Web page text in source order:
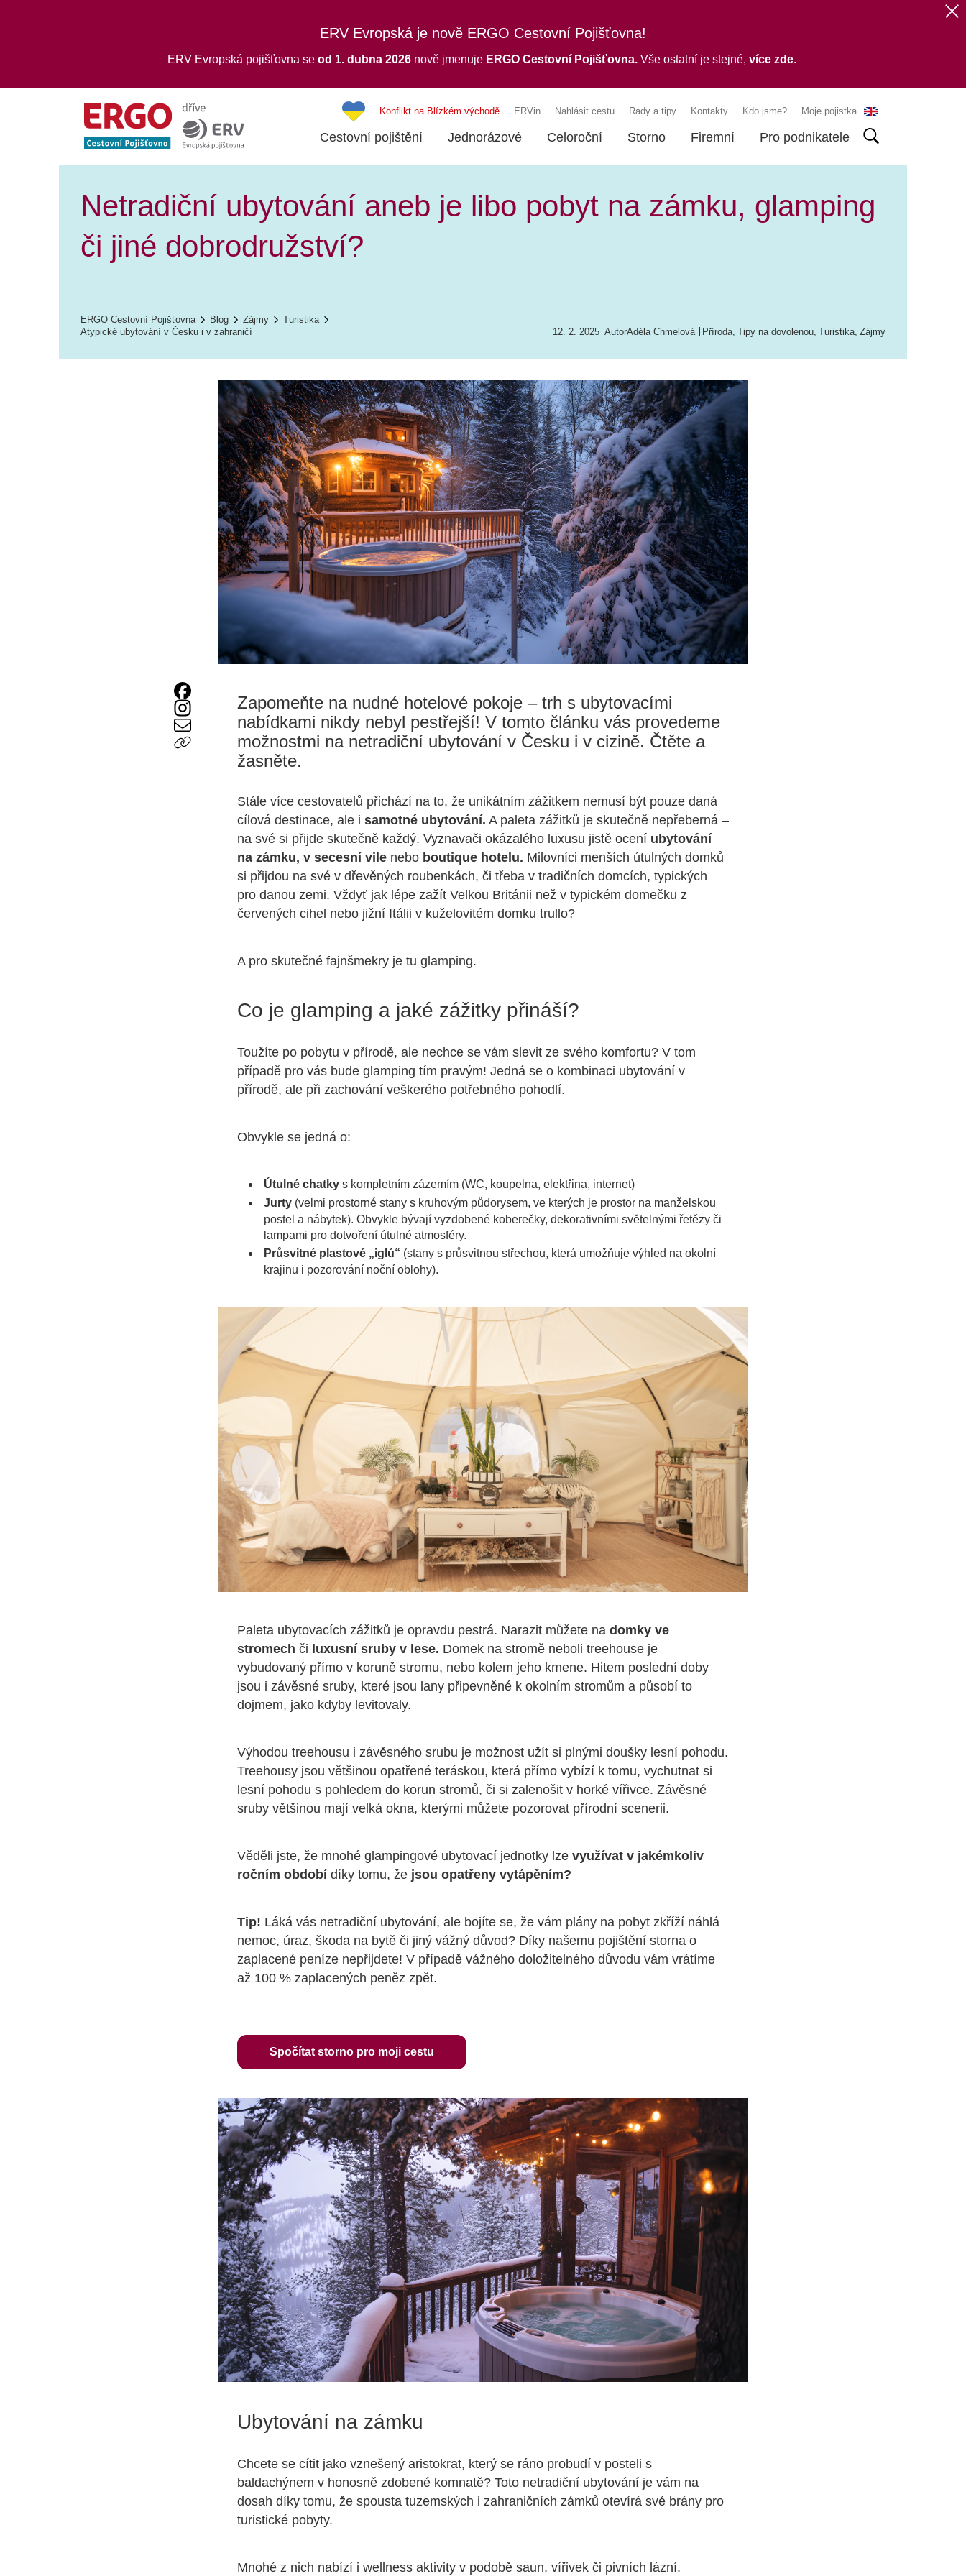
ERV Evropská je nově ERGO Cestovní Pojišťovna!
ERV Evropská pojišťovna se od 1. dubna 2026 nově jmenuje ERGO Cestovní Pojišťovna.Vše ostatní je stejné, více zde.
Konflikt na Blízkém východě ERVin Nahlásit cestu Rady a tipy Kontakty Kdo jsme? Moje pojistka
Cestovní pojištění Jednorázové Celoroční Storno Firemní Pro podnikatele
Netradiční ubytování aneb je libo pobyt na zámku, glamping
či jiné dobrodružství?
ERGO Cestovní Pojišťovna Blog Zájmy
Turistika
Atypické ubytování v Česku i v zahraničí
12. 2. 2025 AutorAdéla Chmelová Příroda, Tipy na dovolenou, Turistika, Zájmy
Zapomeňte na nudné hotelové pokoje – trh s ubytovacími
nabídkami nikdy nebyl pestřejší! V tomto článku vás provedeme
možnostmi na netradiční ubytování v Česku i v cizině. Čtěte a
žasněte.
Stále více cestovatelů přichází na to, že unikátním zážitkem nemusí být pouze daná
cílová destinace, ale i samotné ubytování. A paleta zážitků je skutečně nepřeberná –
na své si přijde skutečně každý. Vyznavači okázalého luxusu jistě ocení ubytování
na zámku, v secesní vile nebo boutique hotelu. Milovníci menších útulných domků
si přijdou na své v dřevěných roubenkách, či třeba v tradičních domcích, typických
pro danou zemi. Vždyť jak lépe zažít Velkou Británii než v typickém domečku z
červených cihel nebo jižní Itálii v kuželovitém domku trullo?
A pro skutečné fajnšmekry je tu glamping.
Co je glamping a jaké zážitky přináší?
Toužíte po pobytu v přírodě, ale nechce se vám slevit ze svého komfortu? V tom
případě pro vás bude glamping tím pravým! Jedná se o kombinaci ubytování v
přírodě, ale při zachování veškerého potřebného pohodlí.
Obvykle se jedná o:
Útulné chatky s kompletním zázemím (WC, koupelna, elektřina, internet)
Jurty (velmi prostorné stany s kruhovým půdorysem, ve kterých je prostor na manželskou
postel a nábytek). Obvykle bývají vyzdobené koberečky, dekorativními světelnými řetězy či
lampami pro dotvoření útulné atmosféry.
Průsvitné plastové „iglú“ (stany s průsvitnou střechou, která umožňuje výhled na okolní
krajinu i pozorování noční oblohy).
Paleta ubytovacích zážitků je opravdu pestrá. Narazit můžete na domky ve
stromech či luxusní sruby v lese. Domek na stromě neboli treehouse je
vybudovaný přímo v koruně stromu, nebo kolem jeho kmene. Hitem poslední doby
jsou i závěsné sruby, které jsou lany připevněné k okolním stromům a působí to
dojmem, jako kdyby levitovaly.
Výhodou treehousu i závěsného srubu je možnost užít si plnými doušky lesní pohodu.
Treehousy jsou většinou opatřené teráskou, která přímo vybízí k tomu, vychutnat si
lesní pohodu s pohledem do korun stromů, či si zalenošit v horké vířivce. Závěsné
sruby většinou mají velká okna, kterými můžete pozorovat přírodní scenerii.
Věděli jste, že mnohé glampingové ubytovací jednotky lze využívat v jakémkoliv
ročním období díky tomu, že jsou opatřeny vytápěním?
Tip! Láká vás netradiční ubytování, ale bojíte se, že vám plány na pobyt zkříží náhlá
nemoc, úraz, škoda na bytě či jiný vážný důvod? Díky našemu pojištění storna o
zaplacené peníze nepřijdete! V případě vážného doložitelného důvodu vám vrátíme
až 100 % zaplacených peněz zpět.
Spočítat storno pro moji cestu
Ubytování na zámku
Chcete se cítit jako vznešený aristokrat, který se ráno probudí v posteli s
baldachýnem v honosně zdobené komnatě? Toto netradiční ubytování je vám na
dosah díky tomu, že spousta tuzemských i zahraničních zámků otevírá své brány pro
turistické pobyty.
Mnohé z nich nabízí i wellness aktivity v podobě saun, vířivek či pivních lázní.